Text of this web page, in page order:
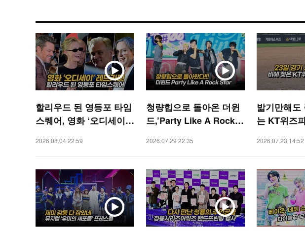
할리우드 된 영등포 타임
스퀘어, 영화 ‘오디세이’
2026.08.04 22:59
청량힙으로 돌아온 더윈
드,’Party Like A Rock S
2026.07.29 22:35
밟기만해도
는 KT위즈
[O!
2026.07.23 14:52